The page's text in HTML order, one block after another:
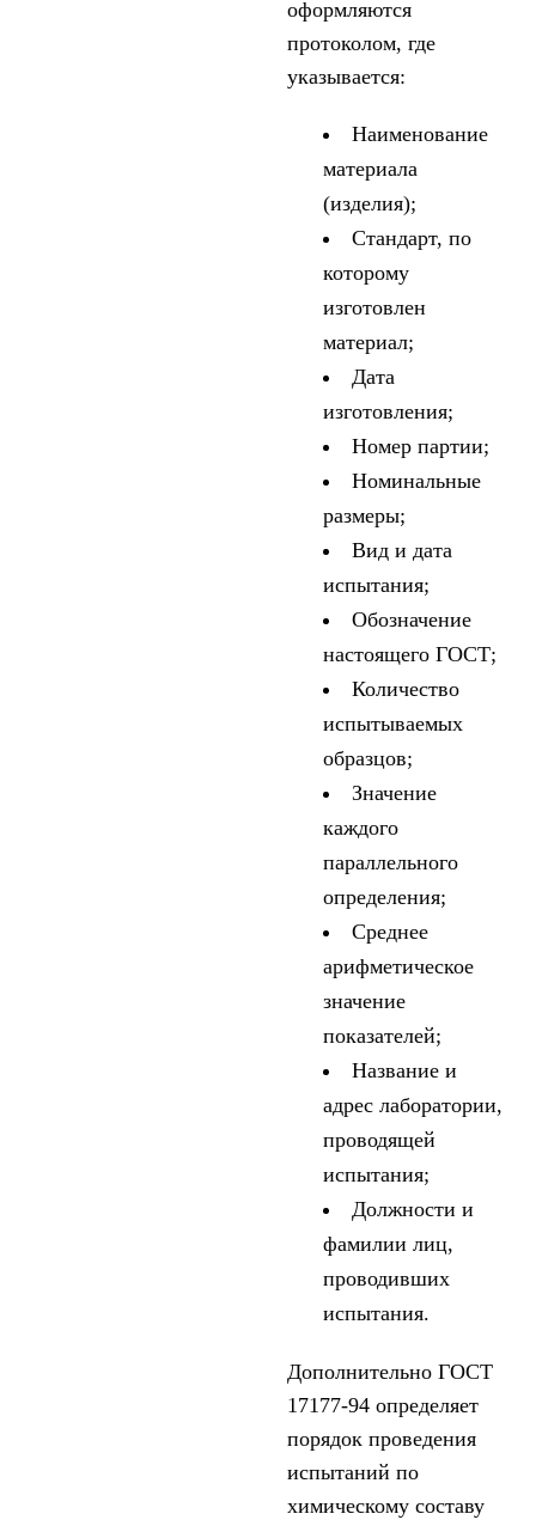
оформляются
протоколом, где
указывается:
Наименование
материала
(изделия);
Стандарт, по
которому
изготовлен
материал;
Дата
изготовления;
Номер партии;
Номинальные
размеры;
Вид и дата
испытания;
Обозначение
настоящего ГОСТ;
Количество
испытываемых
образцов;
Значение
каждого
параллельного
определения;
Среднее
арифметическое
значение
показателей;
Название и
адрес лаборатории,
проводящей
испытания;
Должности и
фамилии лиц,
проводивших
испытания.
Дополнительно ГОСТ
17177-94 определяет
порядок проведения
испытаний по
химическому составу